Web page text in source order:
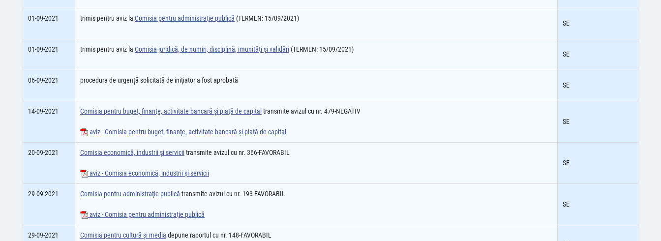
01-09-2021 trimis pentru aviz la Comisia pentru administraţie publică (TERMEN: 15/09/2021)
SE
01-09-2021 trimis pentru aviz la Comisia juridică, de numiri, disciplină, imunităţi şi validări (TERMEN: 15/09/2021)
SE
06-09-2021 procedura de urgență solicitată de inițiator a fost aprobată
SE
14-09-2021 Comisia pentru buget, finanţe, activitate bancară şi piaţă de capital transmite avizul cu nr. 479-NEGATIV
aviz - Comisia pentru buget, finanţe, activitate bancară şi piaţă de capital
SE
20-09-2021 Comisia economică, industrii şi serviciitransmite avizul cu nr. 366-FAVORABIL
aviz - Comisia economică, industrii şi servicii
SE
29-09-2021 Comisia pentru administraţie publică transmite avizul cu nr. 193-FAVORABIL
aviz - Comisia pentru administraţie publică
SE
29-09-2021 Comisia pentru cultură şi media depune raportul cu nr. 148-FAVORABIL